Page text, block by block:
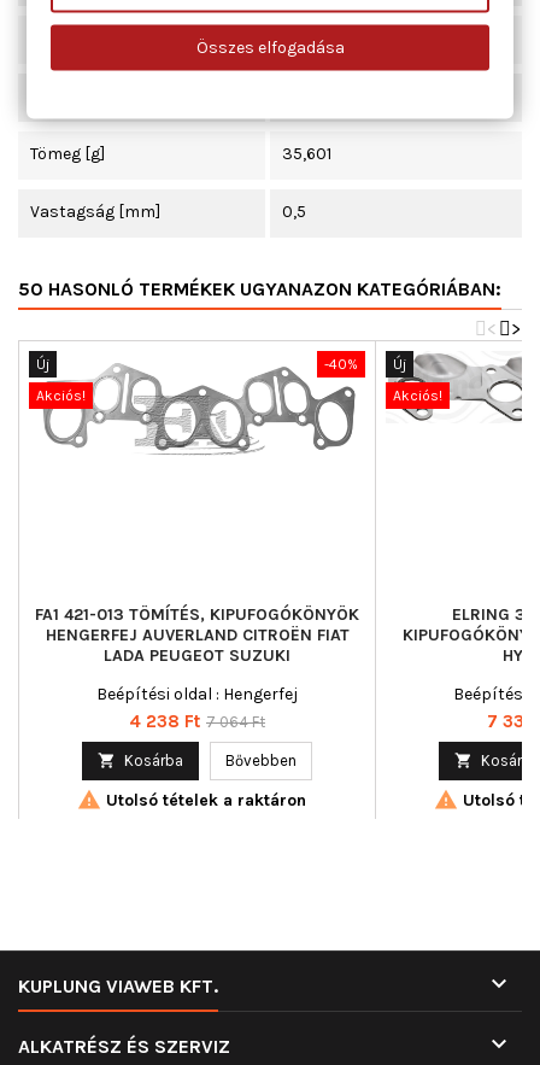
kipufogó könyök
Tömeg [g] 35,601
Vastagság [mm] 0,5
50 HASONLÓ TERMÉKEK UGYANAZON KATEGÓRIÁBAN:
>
<
-40%
Új
Akciós!
FA1 421-013 TÖMÍTÉS, KIPUFOGÓKÖNYÖK
HENGERFEJ AUVERLAND CITROËN FIAT
LADA PEUGEOT SUZUKI
Beépítési oldal : Hengerfej
Ár
4 238 Ft Normál
7 064 Ft
 Kosárba Bővebben
 Utolsó tételek a raktáron
Új
Akciós!
ELRING
Beépítési
Ár
7 333
 Kosárba
 Utolsó
KUPLUNG VIAWEB KFT. 
ALKATRÉSZ ÉS SZERVIZ 
Összes elfogadása